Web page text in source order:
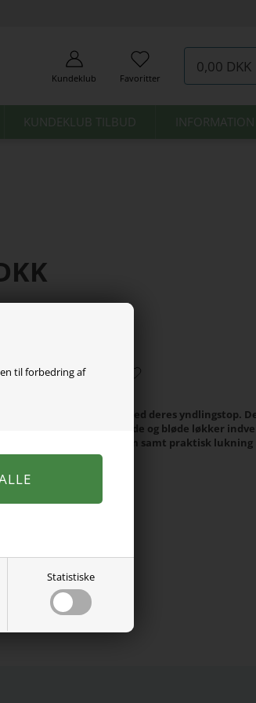
til forbedring af
Statistiske
Kundeklub Favoritter
0,00 DKK
KUNDEKLUB TILBUD INFORMATION
der nemt kan styles med deres yndlingstop.
med en glat yderside og bløde løkker
De har almindelig pasform samt praktisk lukning
11% Hør